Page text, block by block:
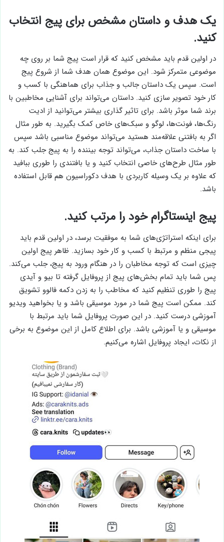
یک هدف و داستان مشخص برای پیج انتخاب
کنید.
در اولین قدم باید مشخص کنید که قرار است پیج شما بر روی چه
موضوعی متمرکز شود. این موضوع همان هدف شما از شروع پیج
است. سپس یک داستان جالب و جذاب برای هماهنگی با کسب و
کار خود تصویر سازی کنید. داستان می‌تواند برای آشنایی مخاطبین با
برند شما موثر باشد. برای تاثیر گذاری بیشتر می‌توانید از ادیت
رنگ‌ها، فونت‌ها، لوگو و سبک‌های خاص کمک بگیرید. به طور مثال
اگر به بافتنی علاقه‌مند هستید می‌تواند موضوع مناسبی باشد سپس
با ساخت داستان جذاب، می‌تواند توجه بیننده را به پیج جلب کند. به
طور مثال طرح‌های خاصی انتخاب کنید و یا بافتندی را طوری ببافید
که علاوه بر یک وسیله کاربردی با هدف دکوراسیون هم قابل استفاده
باشد.
پیج اینستاگرام خود را مرتب کنید.
برای اینکه استراتژی‌های شما به موفقیت برسد، در اولین قدم باید
پیجی منظم و مرتبط با کسب و کار خود بسازید. ظاهر پیج اولین
چیزی است که توجه مخاطبان را در هنگام ورود به پیج، جلب می‌کند.
پس شما باید تمام بخش‌های پیج از پروفایل گرفته تا بیو و آیدی
پیج را طوری تنظیم کنید که مخاطب را به زدن دکمه فالوو تشویق
کند. ممکن است پیج شما در مورد موسیقی باشد و یا بخواهید ویدیو
آموزشی درست کنید. در این صورت پروفایل شما باید مرتبط با
موسیقی و یا آموزشی باشد. برای اطلاع کامل از این موضوع به برخی
از نکات، ایجاد پروفایل اشاره می‌کنیم.